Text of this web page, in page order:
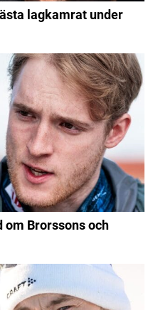
lagkamrat under
om Brorssons och